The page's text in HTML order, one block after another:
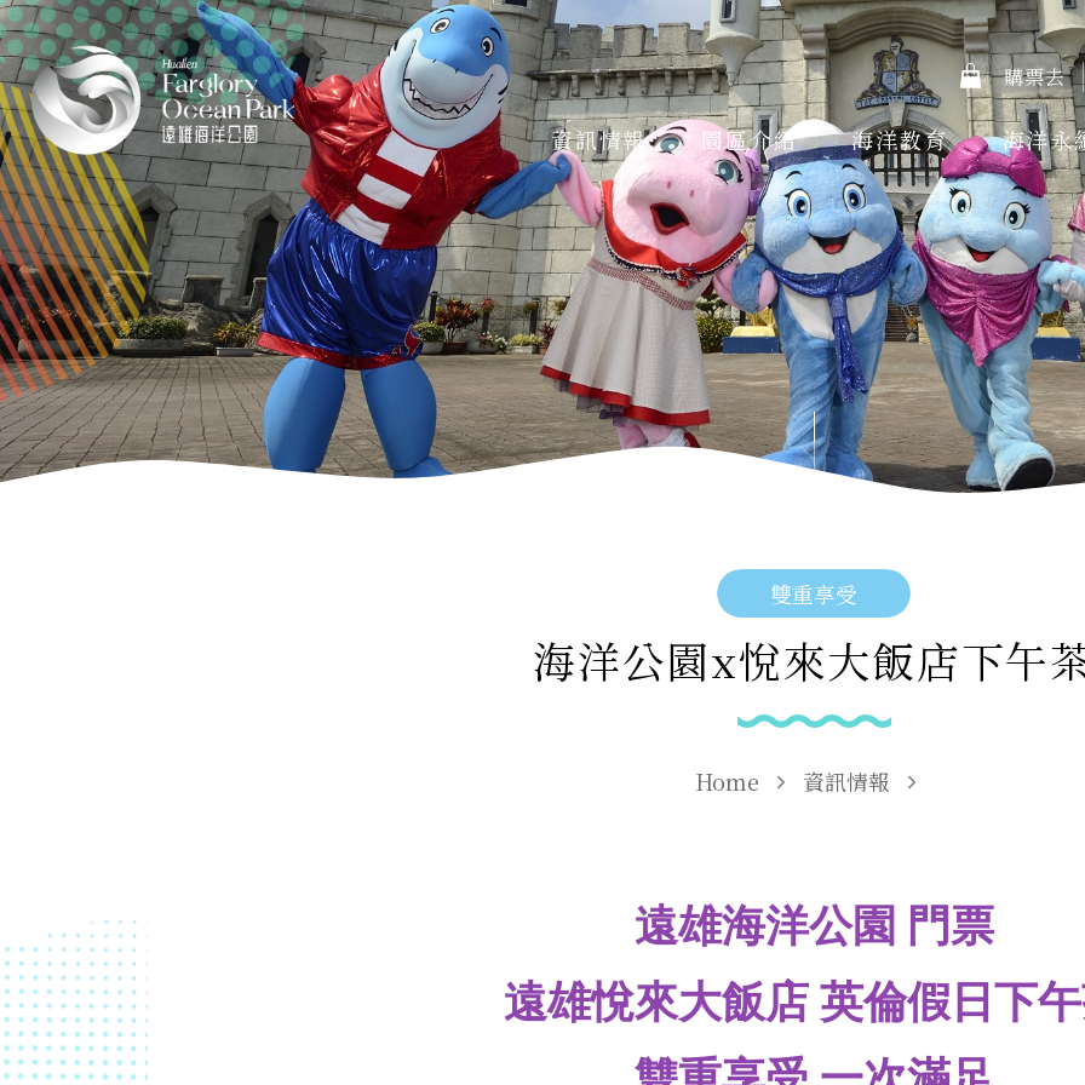
資訊情報 園區介紹 海洋教育 海洋永
購票去
雙重享受
海洋公園x悅來大飯店下午
Home 資訊情報
遠雄海洋公園 門票
遠雄悅來大飯店 英倫假日下